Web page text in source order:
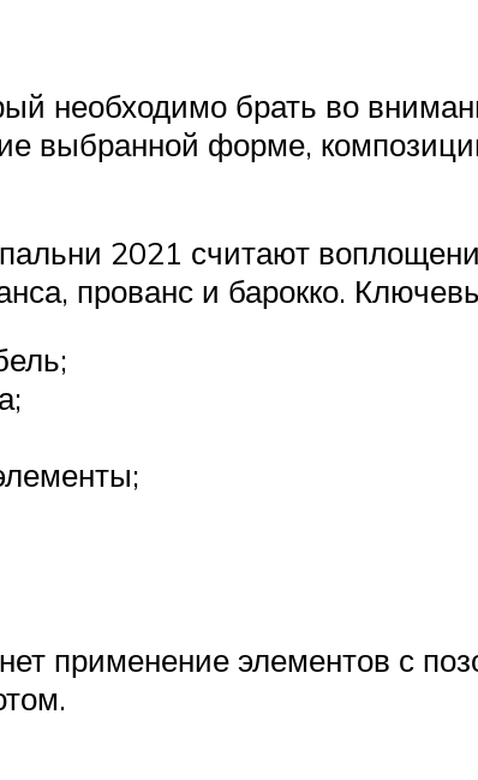
необходимо брать во
выбранной форме,
2021 считают
прованс и барокко.
применение элементов с